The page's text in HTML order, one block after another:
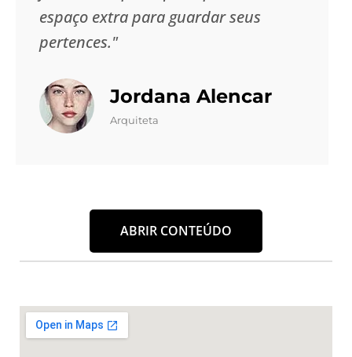
espaço extra para guardar seus
pertences."
Jordana Alencar
Arquiteta
ABRIR CONTEÚDO
armazenar seus bens. NaMasster Box, cada detalhe
é pensado para oferecer a melhor experiência no